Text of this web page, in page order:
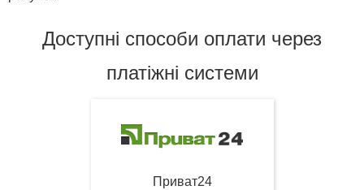
Доступні способи оплати через
платіжні системи
Приват24